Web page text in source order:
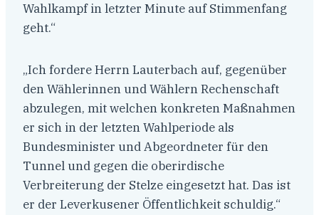
Wahlkampf in letzter Minute auf Stimmenfang
geht.“
„Ich fordere Herrn Lauterbach auf, gegenüber
den Wählerinnen und Wählern Rechenschaft
abzulegen, mit welchen konkreten Maßnahmen
er sich in der letzten Wahlperiode als
Bundesminister und Abgeordneter für den
Tunnel und gegen die oberirdische
Verbreiterung der Stelze eingesetzt hat. Das ist
er der Leverkusener Öffentlichkeit schuldig.“